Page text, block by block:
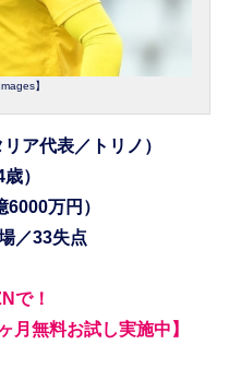
】
ア代表／トリノ）
）
万円）
／33失点
で！
月無料お試し実施中】